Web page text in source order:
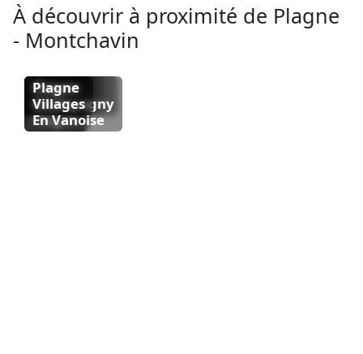
À découvrir à proximité de Plagne
- Montchavin
La
Plagne
Plagne
Soleil
Plagne
Bellecote
Plagne
Centre
Plagne
Aime
2000
Plagne
1800
Plagne
Montalbert
Plagne
Belle
Plagne
Plagne
Champagny
En Vanoise
Plagne
Villages